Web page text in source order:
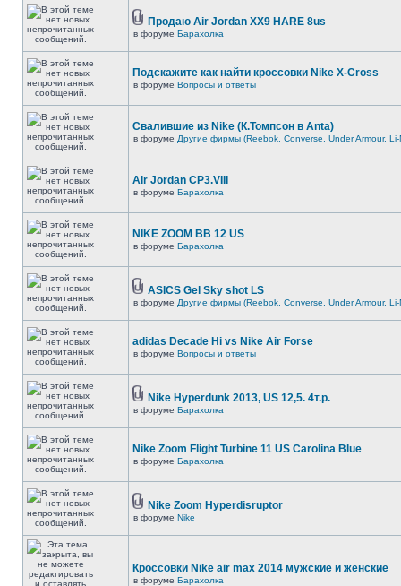
Продаю Air Jordan XX9 HARE 8us
в форуме Барахолка
Подскажите как найти кроссовки Nike X-Cross
в форуме Вопросы и ответы
Свалившие из Nike (К.Томпсон в Anta)
в форуме Другие фирмы (Reebok, Converse, Under Armour, Li-
Air Jordan CP3.VIII
в форуме Барахолка
NIKE ZOOM BB 12 US
в форуме Барахолка
ASICS Gel Sky shot LS
в форуме Другие фирмы (Reebok, Converse, Under Armour, Li-
adidas Decade Hi vs Nike Air Forse
в форуме Вопросы и ответы
Nike Hyperdunk 2013, US 12,5. 4т.р.
в форуме Барахолка
Nike Zoom Flight Turbine 11 US Carolina Blue
в форуме Барахолка
Nike Zoom Hyperdisruptor
в форуме Nike
Кроссовки Nike air max 2014 мужские и женские
в форуме Барахолка